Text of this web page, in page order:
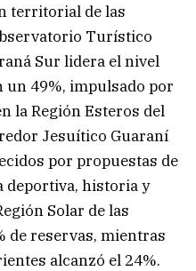
territorial de las
Turístico
Sur lidera el nivel
un 49%, impulsado por
la Región Esteros del
Jesuítico Guaraní
por propuestas de
deportiva, historia y
Solar de las
de reservas, mientras
alcanzó el 24%.